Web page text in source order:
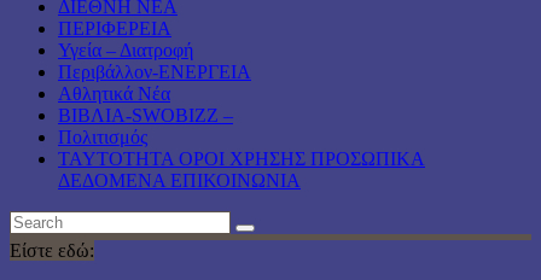
ΔΙΕΘΝΗ ΝΕΑ
ΠΕΡΙΦΕΡΕΙΑ
Υγεία – Διατροφή
Περιβάλλον-ΕΝΕΡΓΕΙΑ
Αθλητικά Νέα
ΒΙΒΛΙΑ-SWOBIZZ –
Πολιτισμός
TAYTOTHTA ΟΡΟΙ ΧΡΗΣΗΣ ΠΡΟΣΩΠΙΚΑ
ΔΕΔΟΜΕΝΑ ΕΠΙΚΟΙΝΩΝΙΑ
Είστε εδώ: